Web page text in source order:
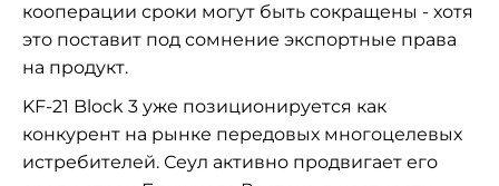
кооперации сроки могут быть сокращены - хотя
это поставит под сомнение экспортные права
на продукт.
KF-21 Block 3 уже позиционируется как
конкурент на рынке передовых многоцелевых
истребителей. Сеул активно продвигает его